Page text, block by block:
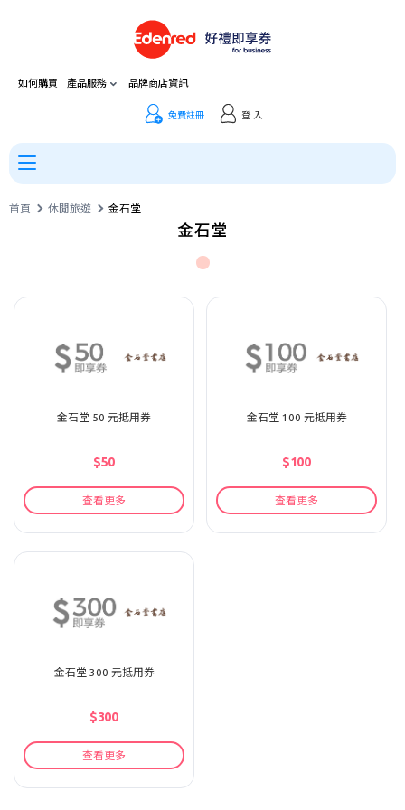
如何購買 產品服務 品牌商店資訊
免費註冊 登 入
首頁 休閒旅遊 金石堂
金石堂
金石堂 50 元抵用券
$50
查看更多
金石堂 100 元抵用券
$100
查看更多
金石堂 300 元抵用券
$300
查看更多